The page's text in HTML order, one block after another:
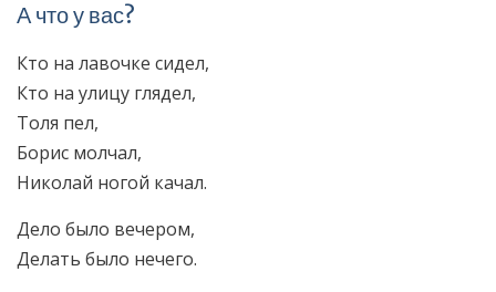
А что у вас?
Кто на лавочке сидел,
Кто на улицу глядел,
Толя пел,
Борис молчал,
Николай ногой качал.
Дело было вечером,
Делать было нечего.